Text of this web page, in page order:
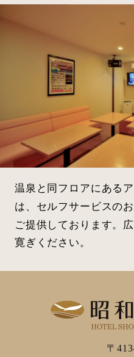
温泉と同フロアにある
は、セルフサービスの
ご提供しております。
寛ぎください。
〒